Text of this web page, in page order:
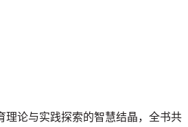
理论与实践探索的智慧结晶，全书共